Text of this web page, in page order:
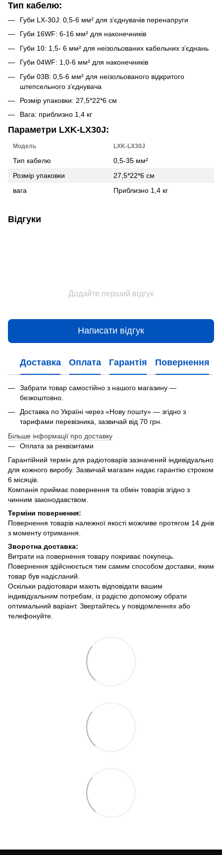
Тип кабелю:
Губи LX-30J: 0,5-6 мм² для з’єднувачів перенапруги
Губи 16WF: 6-16 мм² для наконечників
Губи 10: 1,5- 6 мм² для неізольованих кабельних з’єднань
Губи 04WF: 1,0-6 мм² для наконечників
Губи 03B: 0,5-6 мм² для неізольованого відкритого
штепсельного з’єднувача
Розмір упаковки: 27,5*22*6 см
Вага: приблизно 1,4 кг
Параметри LXK-LX30J:
Модель LXK-LX30J
Тип кабелю 0,5-35 мм²
Розмір упаковки
27,5*22*6 см
вага
Приблизно 1,4 кг
Відгуки
Додайте перший відгук
Написати відгук
Доставка Оплата Гарантія Повернення
Забрати товар самостійно з нашого магазину —
безкоштовно.
Доставка по Україні через «Нову пошту» — згідно з
тарифами перевізника, зазвичай від 70 грн.
Більше інформації про доставку
Оплата за реквізитами
Гарантійний термін для радіотоварів зазначений індивідуально
для кожного виробу. Зазвичай магазин надає гарантію строком
6 місяців.
Компанія приймає повернення та обмін товарів згідно з
чинним законодавством.
Терміни повернення:
Повернення товарів належної якості можливе протягом 14 днів
з моменту отримання.
Зворотна доставка:
Витрати на повернення товару покриває покупець.
Повернення здійснюється тим самим способом доставки, яким
товар був надісланий.
Оскільки радіотовари мають відповідати вашим
індивідуальним потребам, із радістю допоможу обрати
оптимальний варіант. Звертайтесь у повідомленнях або
телефонуйте.